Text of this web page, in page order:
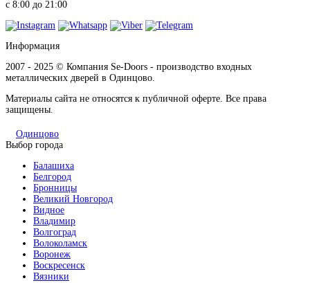
с 8:00 до 21:00
Информация
2007 - 2025 © Компания Se-Doors - производство входных
металлических дверей в Одинцово.
Материалы сайта не относятся к публичной оферте. Все права
защищены.
Одинцово
Выбор города
Балашиха
Белгород
Бронницы
Великий Новгород
Видное
Владимир
Волгоград
Волоколамск
Воронеж
Воскресенск
Вязники